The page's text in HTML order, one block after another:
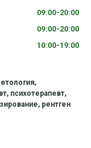
09:00-20:00
09:00-20:00
10:00-19:00
психотерапевт,
рентген